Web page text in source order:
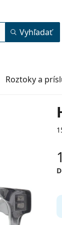
Vyhľadať
Roztoky a